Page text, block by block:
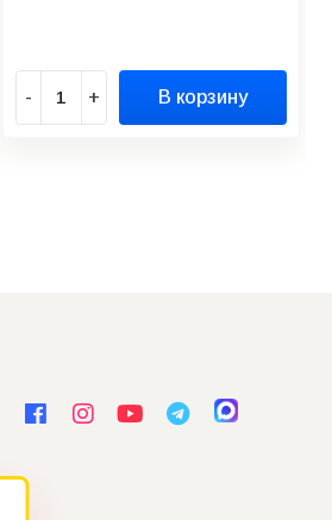
- + В корзину